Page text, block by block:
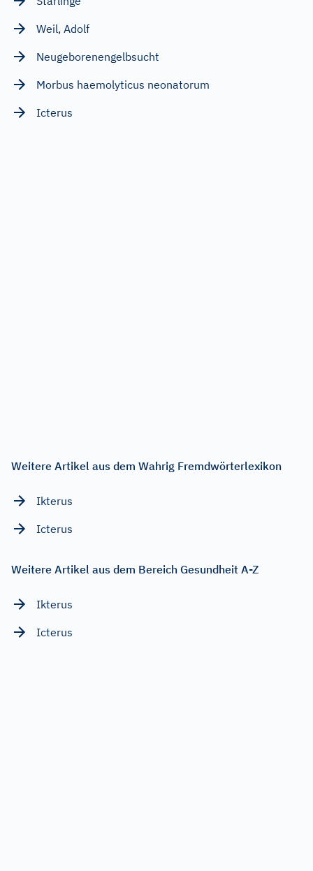
Weil, Adolf
Neugeborenengelbsucht
Morbus haemolyticus neonatorum
Icterus
Weitere Artikel aus dem Wahrig Fremdwörterlexikon
Ikterus
Icterus
Weitere Artikel aus dem Bereich Gesundheit A-Z
Ikterus
Icterus